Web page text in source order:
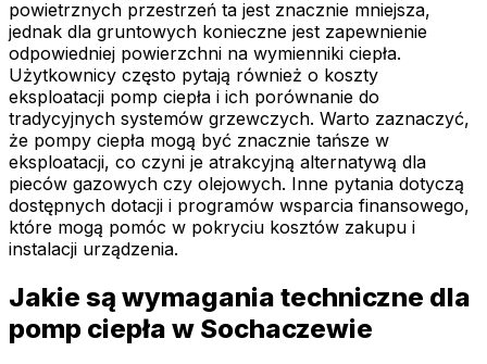
powietrznych przestrzeń ta jest znacznie mniejsza,
jednak dla gruntowych konieczne jest zapewnienie
odpowiedniej powierzchni na wymienniki ciepła.
Użytkownicy często pytają również o koszty
eksploatacji pomp ciepła i ich porównanie do
tradycyjnych systemów grzewczych. Warto zaznaczyć,
że pompy ciepła mogą być znacznie tańsze w
eksploatacji, co czyni je atrakcyjną alternatywą dla
pieców gazowych czy olejowych. Inne pytania dotyczą
dostępnych dotacji i programów wsparcia finansowego,
które mogą pomóc w pokryciu kosztów zakupu i
instalacji urządzenia.
Jakie są wymagania techniczne dla
pomp ciepła w Sochaczewie